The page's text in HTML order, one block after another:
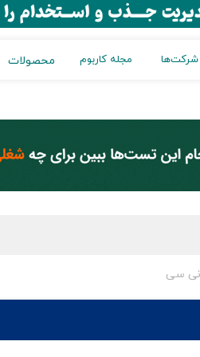
شرکت‌ها مجله کاربوم محصولات
نی سی